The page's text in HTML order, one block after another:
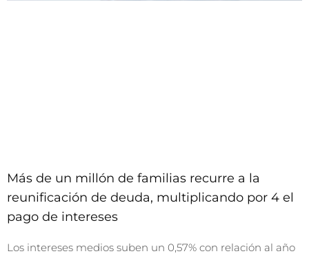
Más de un millón de familias recurre a la
reunificación de deuda, multiplicando por 4 el
pago de intereses
Los intereses medios suben un 0,57% con relación al año